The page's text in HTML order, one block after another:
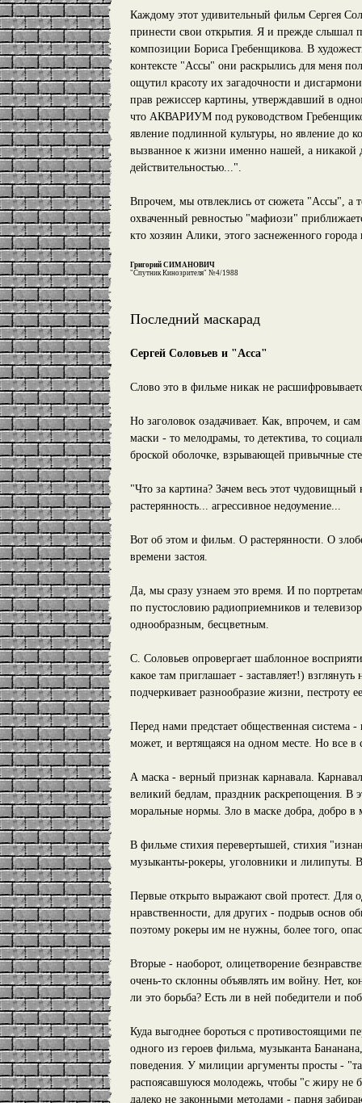
Каждому этот удивительный фильм Сергея
принести свои открытия. Я и прежде слышал
композиции Бориса Гребенщикова. В
контексте "Ассы" они раскрылись для меня
ощутил красоту их загадочности и
прав режиссер картины, утверждавший в
что АКВАРИУМ под руководством
явление подлинной культуры, но явление до
вызванное к жизни именно нашей, а никакой
действительностью...".
Впрочем, мы отвлеклись от сюжета "Ассы", а
охваченный ревностью "мафиози"
кто хозяин Алики, этого заснеженного
Григорий СИМАНОВИЧ
"Спутник Кинозрителя" №4/1988
Последний маскарад
Сергей Соловьев и "Асса"
Слово это в фильме никак не
Но заголовок озадачивает. Как, впрочем, и
маски - то мелодрамы, то детектива, то
броской оболочке, взрывающей привычные
"Что за картина? Зачем весь этот
растерянность... агрессивное недоумение...
Вот об этом и фильм. О растерянности. О
времени застоя.
Да, мы сразу узнаем это время. И по
по пустословию радиоприемников и
однообразным, бесцветным.
С. Соловьев опровергает шаблонное
какое там приглашает - заставляет!)
подчеркивает разнообразие жизни, пестроту
Перед нами предстает общественная система
может, и вертящаяся на одном месте. Но все
А маска - верный признак карнавала.
великий бедлам, праздник раскрепощения. В
моральные нормы. Зло в маске добра, добро в
В фильме стихия перевертышей, стихия
музыканты-рокеры, уголовники и лилипуты.
Первые открыто выражают свой протест. Для
нравственности, для других - подрыв основ
поэтому рокеры им не нужны, более того,
Вторые - наоборот, олицетворение
очень-то склонны объявлять им войну. Нет,
ли это борьба? Есть ли в ней победители и
Куда выгоднее бороться с противостоящими
одного из героев фильма, музыканта
поведения. У милиции аргументы просты -
распоясавшуюся молодежь, чтобы "с жиру не
далеко не законными методами - парня